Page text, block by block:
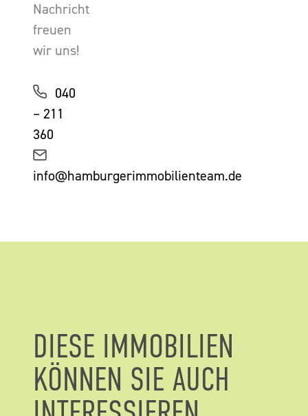
Nachricht
freuen
wir uns!
040
– 211
360
info@hamburgerimmobilienteam.de
DIESE IMMOBILIEN
KÖNNEN SIE AUCH